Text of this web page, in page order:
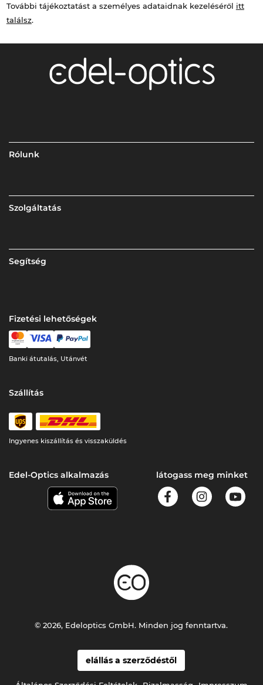
További tájékoztatást a személyes adataidnak kezeléséről itt
találsz.
Rólunk
Szolgáltatás
Segítség
Fizetési lehetőségek
Banki átutalás, Utánvét
Szállítás
Ingyenes kiszállítás és visszaküldés
Edel-Optics alkalmazás látogass meg minket
elállás a szerződéstől
© 2026, Edeloptics GmbH. Minden jog fenntartva.